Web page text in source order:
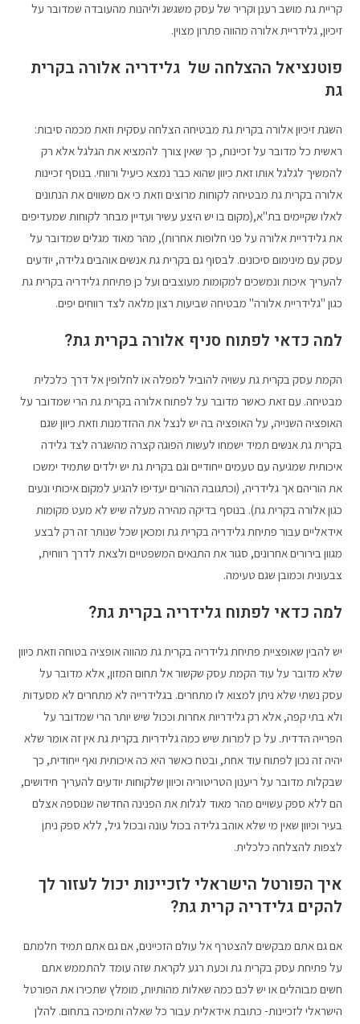
קריית גת מושב רענן וקריר של עסק משגשג וליהנות מהעובדה שמדובר על
זיכיון, גלידריית אלורה מהווה פתרון מצוין.
פוטנציאל ההצלחה של גלידריה אלורה בקרית
גת
השגת זיכיון אלורה בקרית גת מבטיחה הצלחה עסקית וזאת מכמה סיבות:
ראשית כל מדובר על זכיינות, כך שאין צורך להמציא את הגלגל אלא רק
להמשיך לגלגל אותו זאת כיוון שהוא כבר נמצא כיעיל ורווחי. בנוסף זכיינות
אלורה בקרית גת מבטיחה לקוחות מרוצים וזאת כי אם משווים את הנתונים
לאלו שקיימים בת"א,(מקום בו יש היצע עשיר ועדיין מבחר לקוחות שמעדיפים
את גלידריית אלורה על פני חלופות אחרות), מהר מאוד מגלים שמדובר על
עסק עם מינימום סיכונים. לבסוף גם בקרית גת אנשים אוהבים גלידה, יודעים
להעריך איכות ונמשכים למקומות מעוצבים ועל כן פתיחת גלידריה בקרית גת
כגון "גלידריית אלורה" מבטיחה שביעות רצון מלאה לצד רווחים יפים.
למה כדאי לפתוח סניף אלורה בקרית גת?
הקמת עסק בקרית גת עשויה להוביל למפלה או לחלופין אל דרך כלכלית
מבטיחה. עם זאת כאשר מדובר על לפתוח אלורה בקרית גת הרי שמדובר על
האופציה השנייה, על האופציה בה יש לנצל את ההזדמנות וזאת כיוון שגם
בקרית גת אנשים תמיד ישמחו לעשות הפוגה קצרה מהשגרה לצד גלידה
איכותית שמגיעה עם טעמים ייחודיים וגם בקרית גת יש ילדים שתמיד ימשכו
את הוריהם אך גלידריה, (וכתגובה ההורים יעדיפו להגיע למקום איכותי ונעים
כגון אלורה בקרית גת). בנוסף בדיקה מהירה מעלה שיש לא מעט מקומות
אידאליים עבור פתיחת גלידריה בקרית גת ומכאן שכל שנותר זה רק לבצע
מגוון בירורים אחרונים, סגור את התנאים המשפטיים ולצאת לדרך רווחית,
צבעונית וכמובן שגם טעימה.
למה כדאי לפתוח גלידריה בקרית גת?
יש להבין שאופציית פתיחת גלידריה בקרית גת מהווה אופציה בטוחה וזאת כיוון
שלא מדובר על עוד הקמת עסק שקשור אל תחום המזון, אלא מדובר על
עסק נשתי שלא ניתן למצוא לו מתחרים. בגלידרייה לא מתחרים לא מסעדות
ולא בתי קפה, אלא רק גלידריות אחרות וככול שיש יותר הרי שמדובר על
הפרייה הדדית. על כן למרות שיש כמה גלידריות בקרית גת אין זה אומר שלא
יהיה זה נכון לפתוח עוד אחת, ובטח כאשר היא כה איכותית ואף ייחודית, כך
שבקלות מדובר על ריענון הטריטוריה וכיוון שלקוחות יודעים להעריך חידושים,
הם ללא ספק עשויים מהר מאוד לגלות את הפנינה החדשה שנוספה אצלם
בעיר וכיוון שאין מי שלא אוהב גלידה בכול עונה ובכול גיל, ללא ספק ניתן
לצפות להצלחה כלכלית.
איך הפורטל הישראלי לזכיינות יכול לעזור לך
להקים גלידריה קרית גת?
אם גם אתם מבקשים להצטרף אל עולם הזכיינים, אם גם אתם תמיד חלמתם
על פתיחת עסק בקרית גת וכעת רגע לקראת שזה עומד להתממש אתם
חשים מבוהלים או יש לכם כמה שאלות מהותיות, מומלץ שתכירו את הפורטל
הישראלי לזכיינות- כתובת אידאלית עבור כל שאלה ותמיכה בתחום. להלן